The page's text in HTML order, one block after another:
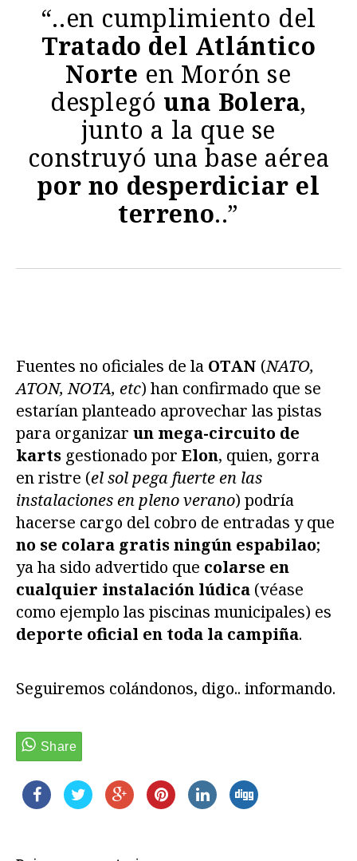
“..en cumplimiento del
Tratado del Atlántico
Norte en Morón se
desplegó una Bolera,
junto a la que se
construyó una base aérea
por no desperdiciar el
terreno..”
Fuentes no oficiales de la OTAN (NATO,
ATON, NOTA, etc) han confirmado que se
estarían planteado aprovechar las pistas
para organizar un mega-circuito de
karts gestionado por Elon, quien, gorra
en ristre (el sol pega fuerte en las
instalaciones en pleno verano) podría
hacerse cargo del cobro de entradas y que
no se colara gratis ningún espabilao;
ya ha sido advertido que colarse en
cualquier instalación lúdica (véase
como ejemplo las piscinas municipales) es
deporte oficial en toda la campiña.
Seguiremos colándonos, digo.. informando.